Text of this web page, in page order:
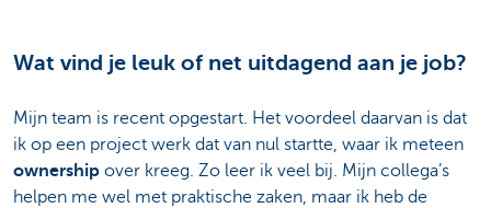
Wat vind je leuk of net uitdagend aan je job?
Mijn team is recent opgestart. Het voordeel daarvan is dat
ik op een project werk dat van nul startte, waar ik meteen
ownership over kreeg. Zo leer ik veel bij. Mijn collega’s
helpen me wel met praktische zaken, maar ik heb de